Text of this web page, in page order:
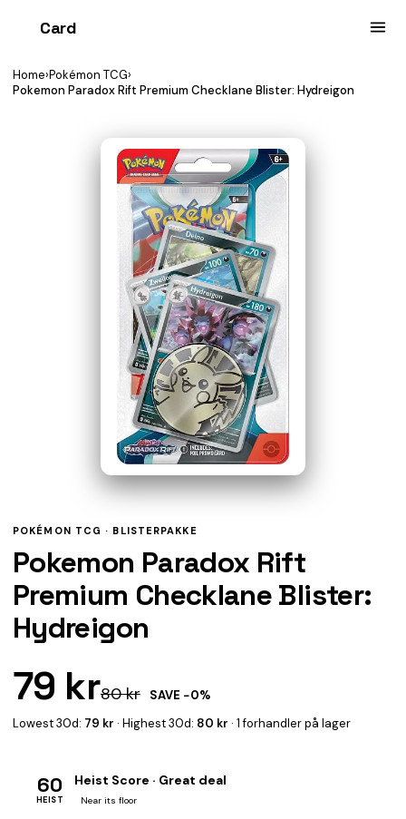
Card
Home›Pokémon TCG›
Pokemon Paradox Rift Premium Checklane Blister: Hydreigon
POKÉMON TCG · BLISTERPAKKE
Pokemon Paradox Rift
Premium Checklane Blister:
Hydreigon
79 kr80 kr
SAVE −0%
Lowest 30d: 79 kr · Highest 30d: 80 kr · 1 forhandler på lager
60
HEIST
Heist Score · Great deal
Near its floor